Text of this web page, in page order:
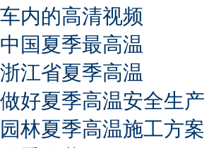
车内的高清视频
中国夏季最高温
浙江省夏季高温
做好夏季高温安全生产
园林夏季高温施工方案